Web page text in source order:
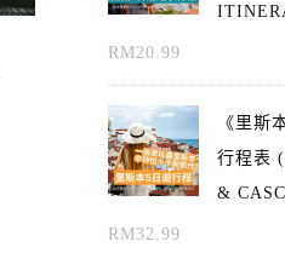
RM20.99
《里斯
行程表
&
RM32.99